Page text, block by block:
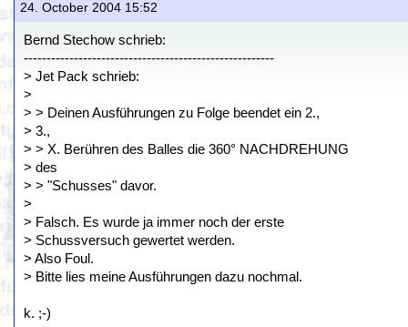
24. October 2004 15:52
Bernd Stechow schrieb:
-------------------------------------------------------
> Jet Pack schrieb:
>
> > Deinen Ausführungen zu Folge beendet ein 2.,
> 3.,
> > X. Berühren des Balles die 360° NACHDREHUNG
> des
> > "Schusses" davor.
>
> Falsch. Es wurde ja immer noch der erste
> Schussversuch gewertet werden.
> Also Foul.
> Bitte lies meine Ausführungen dazu nochmal.
k. ;-)